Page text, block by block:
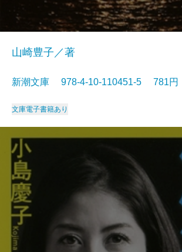
山崎豊子／著
新潮文庫 978-4-10-110451-5 781
文庫電子書籍あり